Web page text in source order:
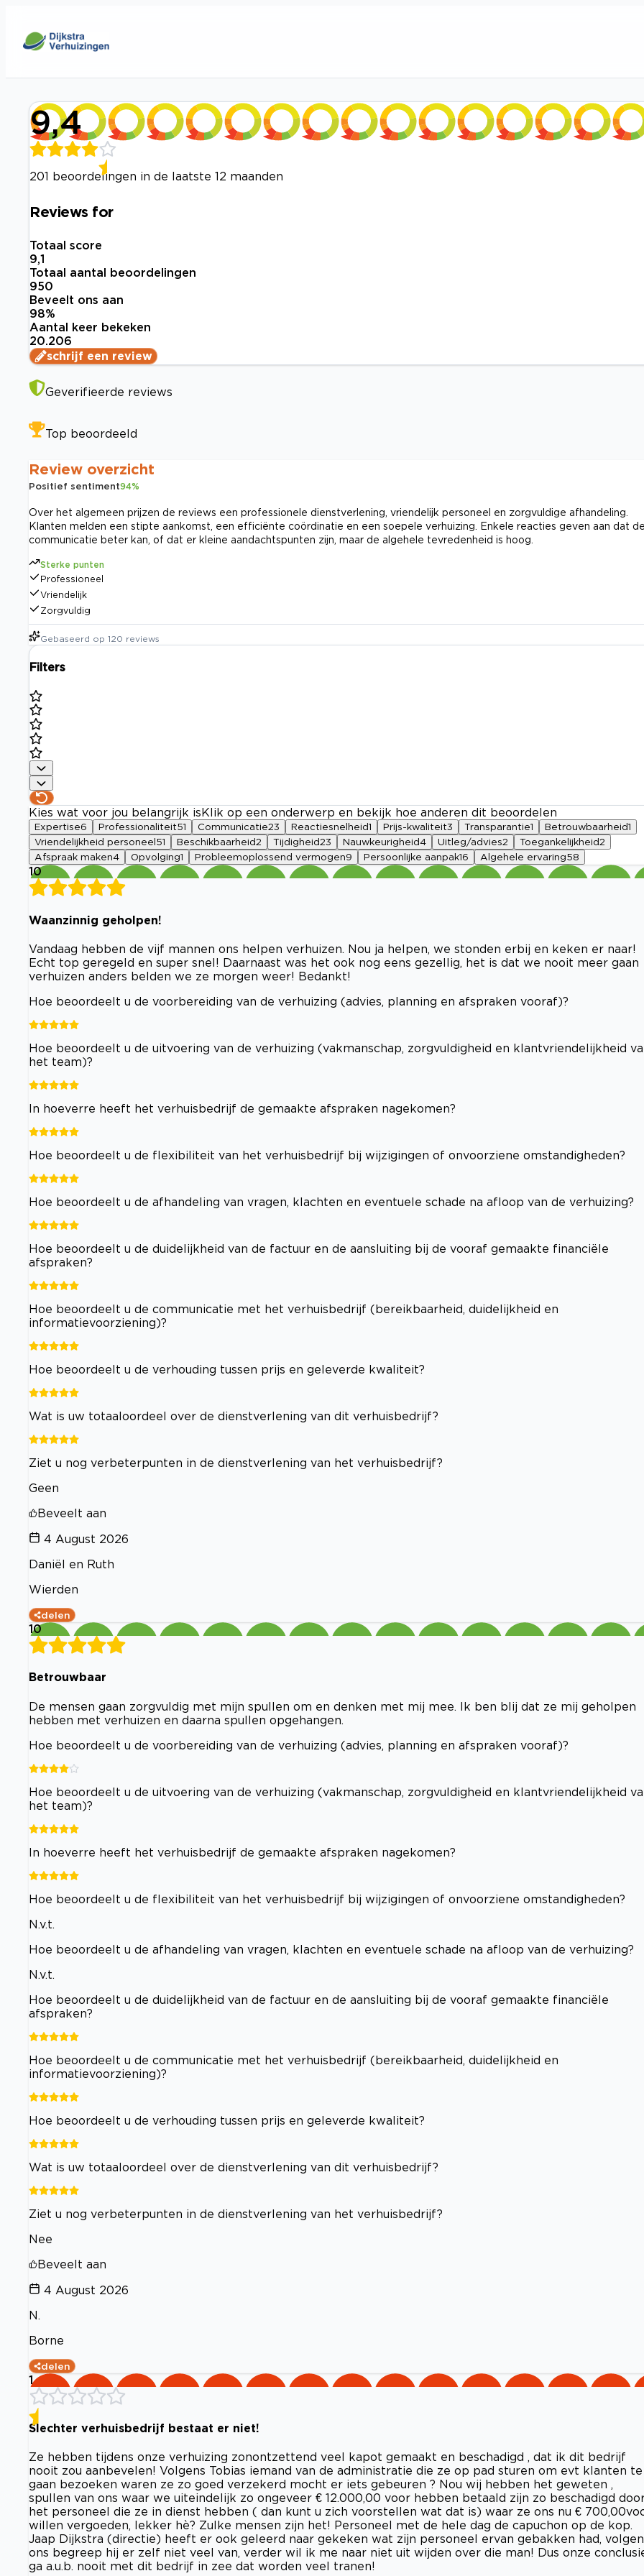
9,4
201 beoordelingen in de laatste 12 maanden
Reviews for
Totaal score
9,1
Totaal aantal beoordelingen
950
Beveelt ons aan
98%
Aantal keer bekeken
20.206
schrijf een review
Geverifieerde reviews
Top beoordeeld
Review overzicht
Positief sentiment94%
Over het algemeen prijzen de reviews een professionele dienstverlening, vriendelijk personeel en zorgvuldige afhandeling.
Klanten melden een stipte aankomst, een efficiënte coördinatie en een soepele verhuizing. Enkele reacties geven aan dat
communicatie beter kan, of dat er kleine aandachtspunten zijn, maar de algehele tevredenheid is hoog.
Sterke punten
Professioneel
Vriendelijk
Zorgvuldig
Gebaseerd op 120 reviews
Filters
Kies wat voor jou belangrijk is Klik op een onderwerp en bekijk hoe anderen dit beoordelen
Expertise6 Professionaliteit51 Communicatie23 Reactiesnelheid1 Prijs-kwaliteit3 Transparantie1 Betrouwbaarheid1
Vriendelijkheid personeel 51 Beschikbaarheid2 Tijdigheid23 Nauwkeurigheid4 Uitleg/advies2 Toegankelijkheid2
Afspraak maken4 Opvolging1 Probleemoplossend vermogen9 Persoonlijke aanpak16 Algehele ervaring58
10
Waanzinnig geholpen!
Vandaag hebben de vijf mannen ons helpen verhuizen. Nou ja helpen, we stonden erbij en keken er naar!
Echt top geregeld en super snel! Daarnaast was het ook nog eens gezellig, het is dat we nooit meer gaan
verhuizen anders belden we ze morgen weer! Bedankt!
Hoe beoordeelt u de voorbereiding van de verhuizing (advies, planning en afspraken vooraf)?
Hoe beoordeelt u de uitvoering van de verhuizing (vakmanschap, zorgvuldigheid en klantvriendelijkheid
het team)?
In hoeverre heeft het verhuisbedrijf de gemaakte afspraken nagekomen?
Hoe beoordeelt u de flexibiliteit van het verhuisbedrijf bij wijzigingen of onvoorziene omstandigheden?
Hoe beoordeelt u de afhandeling van vragen, klachten en eventuele schade na afloop van de verhuizing?
Hoe beoordeelt u de duidelijkheid van de factuur en de aansluiting bij de vooraf gemaakte financiële
afspraken?
Hoe beoordeelt u de communicatie met het verhuisbedrijf (bereikbaarheid, duidelijkheid en
informatievoorziening)?
Hoe beoordeelt u de verhouding tussen prijs en geleverde kwaliteit?
Wat is uw totaaloordeel over de dienstverlening van dit verhuisbedrijf?
Ziet u nog verbeterpunten in de dienstverlening van het verhuisbedrijf?
Geen
Beveelt aan
4 August 2026
Daniël en Ruth
Wierden
delen
10
Betrouwbaar
De mensen gaan zorgvuldig met mijn spullen om en denken met mij mee. Ik ben blij dat ze mij geholpen
hebben met verhuizen en daarna spullen opgehangen.
Hoe beoordeelt u de voorbereiding van de verhuizing (advies, planning en afspraken vooraf)?
Hoe beoordeelt u de uitvoering van de verhuizing (vakmanschap, zorgvuldigheid en klantvriendelijkheid
het team)?
In hoeverre heeft het verhuisbedrijf de gemaakte afspraken nagekomen?
Hoe beoordeelt u de flexibiliteit van het verhuisbedrijf bij wijzigingen of onvoorziene omstandigheden?
N.v.t.
Hoe beoordeelt u de afhandeling van vragen, klachten en eventuele schade na afloop van de verhuizing?
N.v.t.
Hoe beoordeelt u de duidelijkheid van de factuur en de aansluiting bij de vooraf gemaakte financiële
afspraken?
Hoe beoordeelt u de communicatie met het verhuisbedrijf (bereikbaarheid, duidelijkheid en
informatievoorziening)?
Hoe beoordeelt u de verhouding tussen prijs en geleverde kwaliteit?
Wat is uw totaaloordeel over de dienstverlening van dit verhuisbedrijf?
Ziet u nog verbeterpunten in de dienstverlening van het verhuisbedrijf?
Nee
Beveelt aan
4 August 2026
N.
Borne
delen
1
Slechter verhuisbedrijf bestaat er niet!
Ze hebben tijdens onze verhuizing zonontzettend veel kapot gemaakt en beschadigd , dat ik dit bedrijf
nooit zou aanbevelen! Volgens Tobias iemand van de administratie die ze op pad sturen om evt klanten te
gaan bezoeken waren ze zo goed verzekerd mocht er iets gebeuren ? Nou wij hebben het geweten ,
spullen van ons waar we uiteindelijk zo ongeveer € 12.000,00 voor hebben betaald zijn zo beschadigd
het personeel die ze in dienst hebben ( dan kunt u zich voorstellen wat dat is) waar ze ons nu €
willen vergoeden, lekker hè? Zulke mensen zijn het! Personeel met de hele dag de capuchon op de kop.
Jaap Dijkstra (directie) heeft er ook geleerd naar gekeken wat zijn personeel ervan gebakken had,
ons begreep hij er zelf niet veel van, verder wil ik me naar niet uit wijden over die man! Dus onze
ga a.u.b. nooit met dit bedrijf in zee dat worden veel tranen!